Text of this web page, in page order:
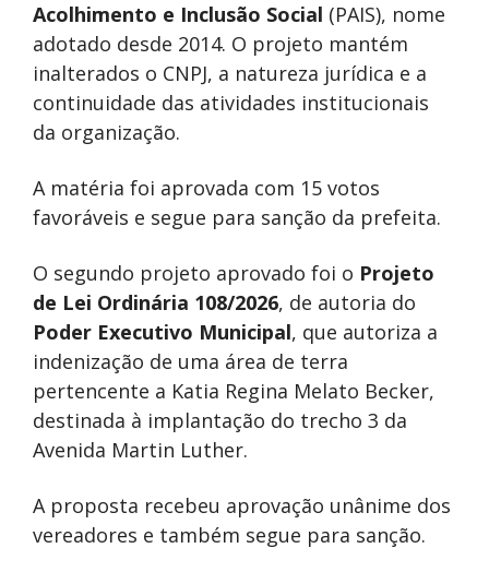
Acolhimento e Inclusão Social (PAIS), nome
adotado desde 2014. O projeto mantém
inalterados o CNPJ, a natureza jurídica e a
continuidade das atividades institucionais
da organização.
A matéria foi aprovada com 15 votos
favoráveis e segue para sanção da prefeita.
O segundo projeto aprovado foi o Projeto
de Lei Ordinária 108/2026, de autoria do
Poder Executivo Municipal, que autoriza a
indenização de uma área de terra
pertencente a Katia Regina Melato Becker,
destinada à implantação do trecho 3 da
Avenida Martin Luther.
A proposta recebeu aprovação unânime dos
vereadores e também segue para sanção.